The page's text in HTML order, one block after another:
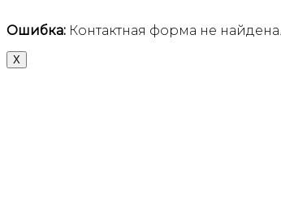
Ошибка: Контактная форма не найдена.
X